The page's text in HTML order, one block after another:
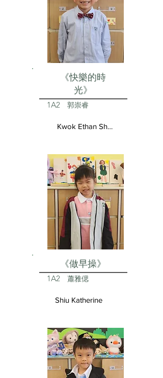
《快樂的時
光》
1A2 郭崇睿
Kwok Ethan Shun Yui
《做早操》
1A2 蕭雅偲
Shiu Katherine